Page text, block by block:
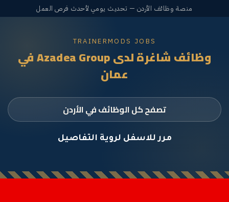
منصة وظائف الأردن — تحديث يومي لأحدث فرص العمل
TRAINERMODS JOBS
وظائف شاغرة لدى Azadea Group في
عمان
تصفح كل الوظائف في الأردن
مرر للاسفل لروية التفاصيل